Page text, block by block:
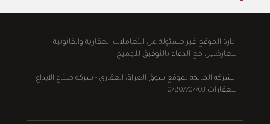
ادارة الموقع غير مسئولة عن التعاملات العقارية والقانونية
للعارضين مع الدعاء بالتوفيق للجميع
الشركة المالكة لموقع سوق العراق العقاري - شركة صناع الابداع
للعقارات 07807707703